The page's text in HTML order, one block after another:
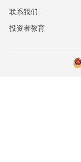
联系我们
投资者教育